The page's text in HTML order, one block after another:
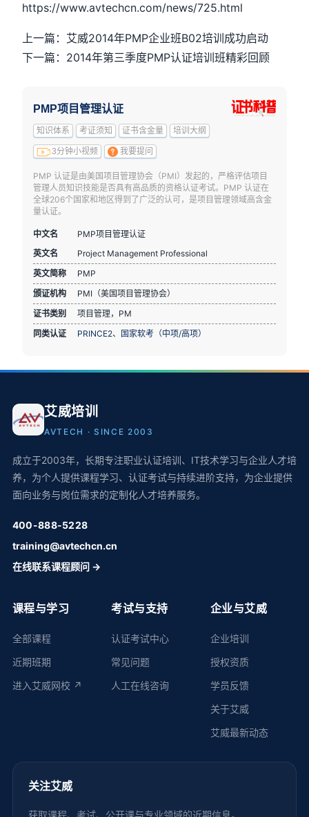
https://www.avtechcn.com/news/725.html
上一篇：艾威2014年PMP企业班B02培训成功启动
下一篇：2014年第三季度PMP认证培训班精彩回顾
PMP项目管理认证
知识体系 考证须知 证书含金量 培训大纲
3分钟小视频 我要提问
PMP 认证是由美国项目管理协会（PMI）发起的，严格评估项目
管理人员知识技能是否具有高品质的资格认证考试。PMP 认证在
全球206个国家和地区得到了广泛的认可，是项目管理领域高含金
量认证。
中文名
PMP项目管理认证
英文名
Project Management Professional
英文简称
PMP
颁证机构
PMI（美国项目管理协会）
证书类别
项目管理，PM
同类认证
PRINCE2、 国家软考（中项/高项）
艾威培训
AVTECH · SINCE 2003
成立于2003年，长期专注职业认证培训、IT技术学习与企业人才培
养，为个人提供课程学习、认证考试与持续进阶支持，为企业提供
面向业务与岗位需求的定制化人才培养服务。
400-888-5228
training@avtechcn.cn
在线联系课程顾问 →
课程与学习
全部课程
近期班期
进入艾威网校 ↗
考试与支持
认证考试中心
常见问题
人工在线咨询
企业与艾威
企业培训
授权资质
学员反馈
关于艾威
艾威最新动态
关注艾威
获取课程、考试、公开课与专业领域的近期信息。